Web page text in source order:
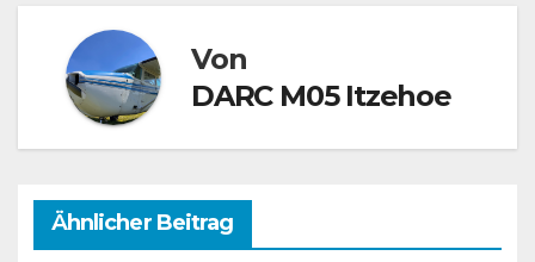
Von
DARC M05 Itzehoe
Ähnlicher Beitrag